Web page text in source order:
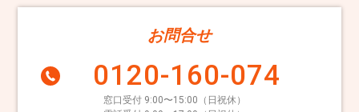
お問合せ
0120-160-074
窓口受付 9:00〜15:00（日祝休）